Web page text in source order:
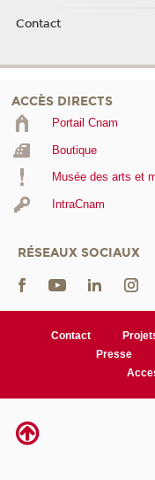
Contact
ACCÈS DIRECTS
Portail Cnam
Boutique
Musée des arts et
IntraCnam
RÉSEAUX SOCIAUX
Contact
Presse